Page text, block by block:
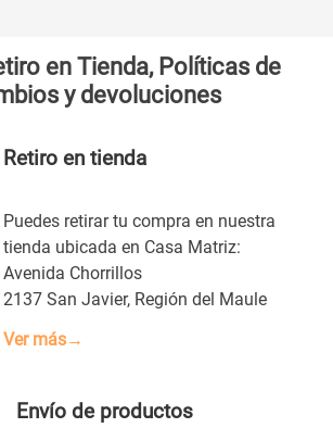
en Tienda, Políticas de
y devoluciones
Retiro en tienda
Puedes retirar tu compra en nuestra
tienda ubicada en Casa Matriz:
Avenida Chorrillos
2137 San Javier, Región del Maule
Ver más→
Envío de productos